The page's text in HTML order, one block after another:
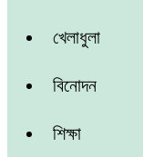
খেলাধুলা
বিনোদন
শিক্ষা